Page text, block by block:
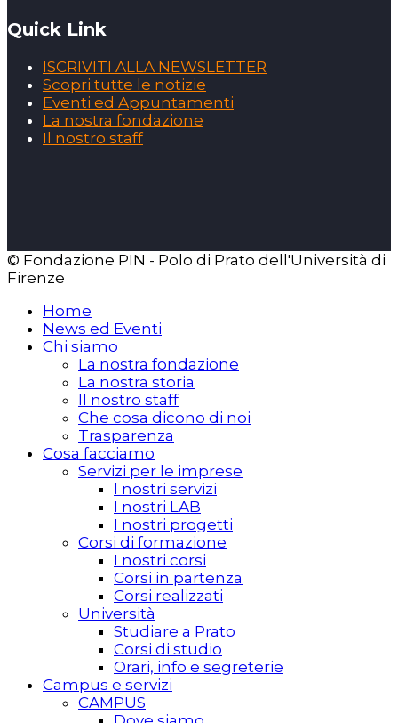
Quick Link
ISCRIVITI ALLA NEWSLETTER
Scopri tutte le notizie
Eventi ed Appuntamenti
La nostra fondazione
Il nostro staff
© Fondazione PIN - Polo di Prato dell'Università di
Firenze
Home
News ed Eventi
Chi siamo
La nostra fondazione
La nostra storia
Il nostro staff
Che cosa dicono di noi
Trasparenza
Cosa facciamo
Servizi per le imprese
I nostri servizi
I nostri LAB
I nostri progetti
Corsi di formazione
I nostri corsi
Corsi in partenza
Corsi realizzati
Università
Studiare a Prato
Corsi di studio
Orari, info e segreterie
Campus e servizi
CAMPUS